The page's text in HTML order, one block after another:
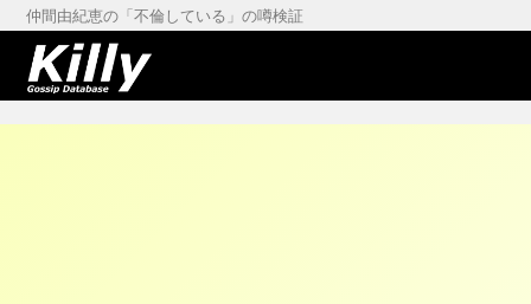
仲間由紀恵の「不倫している」の噂検証